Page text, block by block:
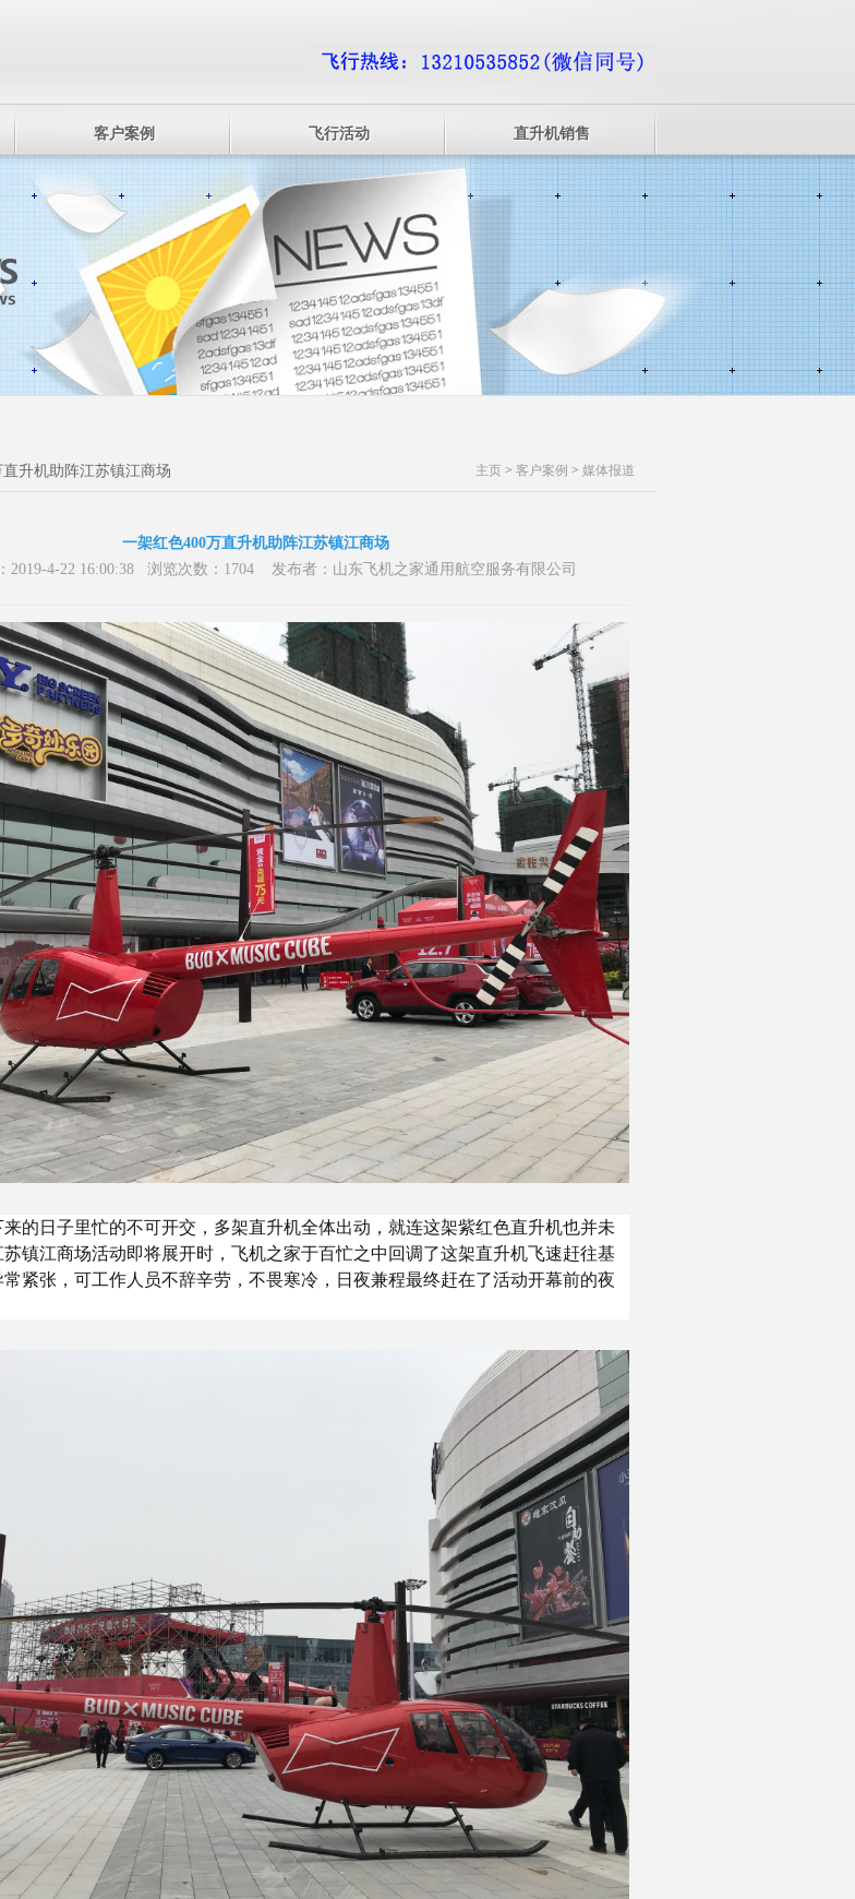
客户案例 飞行活动 直升机销售
主页 > 客户案例 > 媒体报道
升机助阵江苏镇江商场
一架红色400万直升机助阵江苏镇江商场
2019-4-22 16:00:38 浏览次数：1704 发布者：山东飞机之家通用航空服务有限公司
的日子里忙的不可开交，多架直升机全体出动，就连这架紫红色直升机也并未
镇江商场活动即将展开时，飞机之家于百忙之中回调了这架直升机飞速赶往基
紧张，可工作人员不辞辛劳，不畏寒冷，日夜兼程最终赶在了活动开幕前的夜